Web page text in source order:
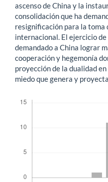
ascenso de China y la
consolidación que ha
resignificación para la toma
internacional. El ejercicio
demandado a China lograr
cooperación y hegemonía
proyección de la dualidad
miedo que genera y